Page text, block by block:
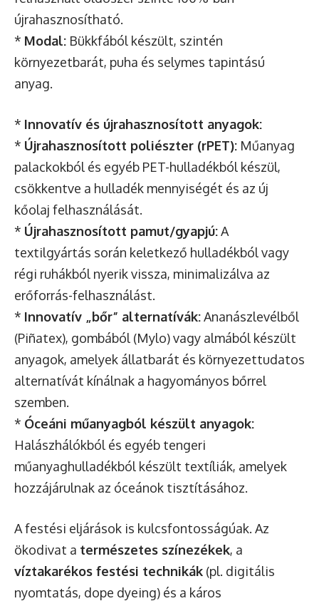
újrahasznosítható.
* Modal: Bükkfából készült, szintén
környezetbarát, puha és selymes tapintású
anyag.
* Innovatív és újrahasznosított anyagok:
* Újrahasznosított poliészter (rPET): Műanyag
palackokból és egyéb PET-hulladékból készül,
csökkentve a hulladék mennyiségét és az új
kőolaj felhasználását.
* Újrahasznosított pamut/gyapjú:A
textilgyártás során keletkező hulladékból vagy
régi ruhákból nyerik vissza, minimalizálva az
erőforrás-felhasználást.
* Innovatív „bőr” alternatívák:Ananászlevélből
(Piñatex), gombából (Mylo) vagy almából készült
anyagok, amelyek állatbarát és környezettudatos
alternatívát kínálnak a hagyományos bőrrel
szemben.
* Óceáni műanyagból készült anyagok:
Halászhálókból és egyéb tengeri
műanyaghulladékból készült textíliák, amelyek
hozzájárulnak az óceánok tisztításához.
A festési eljárások is kulcsfontosságúak. Az
ökodivat a természetes színezékek, a
víztakarékos festési technikák (pl. digitális
nyomtatás, dope dyeing) és a káros